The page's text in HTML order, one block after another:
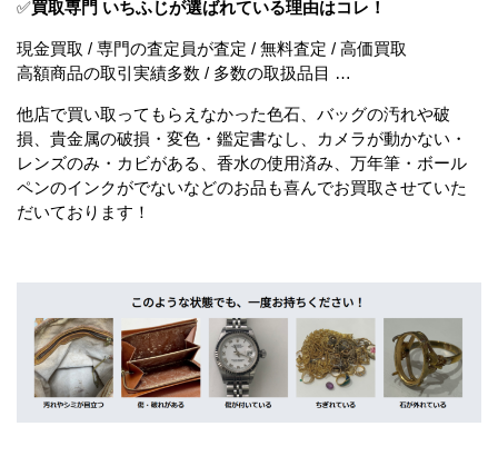
✅買取専門 いちふじが選ばれている理由はコレ！
現金買取 / 専門の査定員が査定 / 無料査定 / 高価買取
高額商品の取引実績多数 / 多数の取扱品目 …
他店で買い取ってもらえなかった色石、バッグの汚れや破
損、貴金属の破損・変色・鑑定書なし、カメラが動かない・
レンズのみ・カビがある、香水の使用済み、万年筆・ボール
ペンのインクがでないなどのお品も喜んでお買取させていた
だいております！